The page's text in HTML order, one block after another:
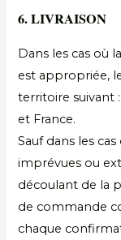
6. LIVRAISON
Dans les cas où
est appropriée,
territoire suivant
et France.
Sauf dans les
imprévues ou
découlant de la
de commande
chaque